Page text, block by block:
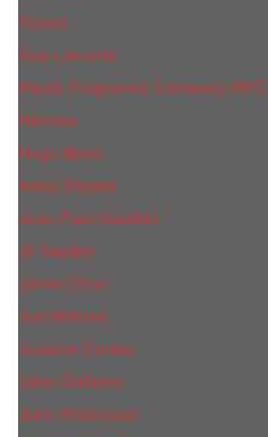
Guess
Guy Laroche
Haute Fragrance Company HFC
Hermes
Hugo Boss
Issey Miyake
Jean Paul Gaultier
Jil Sander
Jimmi Choo
Jое Malоnе
Joaquin Cortes
John Galliano
John Richmond